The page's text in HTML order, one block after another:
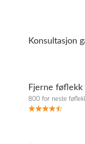
Konsultasjon
Fjerne føflekk
800 for neste